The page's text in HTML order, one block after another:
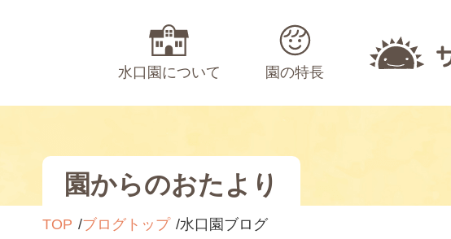
水口園について 園の特長
園からのおたより
TOP ブログトップ 水口園ブログ